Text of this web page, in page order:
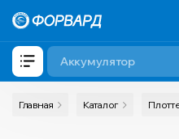
Главная Каталог